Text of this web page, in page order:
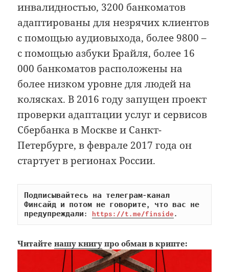
инвалидностью, 3200 банкоматов
адаптированы для незрячих клиентов
c помощью аудиовыхода, более 9800 –
с помощью азбуки Брайля, более 16
000 банкоматов расположены на
более низком уровне для людей на
колясках. В 2016 году запущен проект
проверки адаптации услуг и сервисов
Сбербанка в Москве и Санкт-
Петербурге, в феврале 2017 года он
стартует в регионах России.
Подписывайтесь на телеграм-канал
Финсайд и потом не говорите, что вас не
предупреждали: https://t.me/finside.
Читайтенашу книгу про обман в крипте: